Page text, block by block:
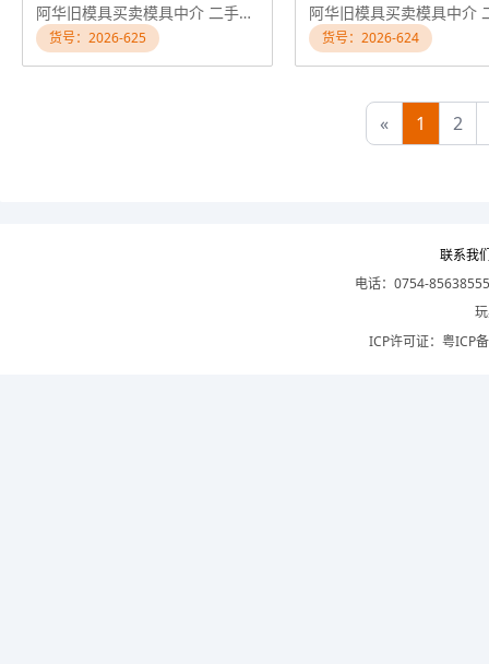
阿华旧模具买卖模具中介 二手模具买卖 儿童玩具旧模具 模具寄售 模具出售
货号：2026-625 货号：2026-624
« 1 2
联系我
电话：0754-
ICP许可证： 粤ICP